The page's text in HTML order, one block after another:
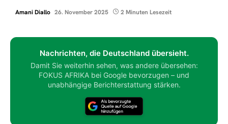
Amani Diallo 26. November 2025 2 Minuten Lesezeit
Nachrichten, die Deutschland übersieht.
Damit Sie weiterhin sehen, was andere übersehen:
FOKUS AFRIKA bei Google bevorzugen – und
unabhängige Berichterstattung stärken.